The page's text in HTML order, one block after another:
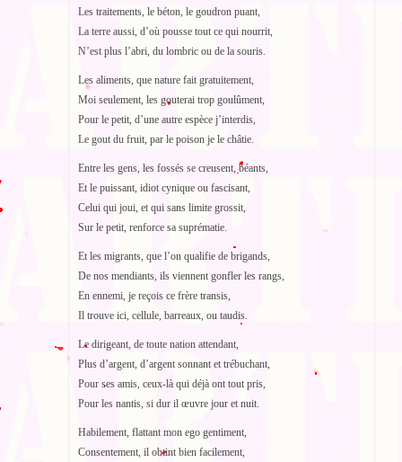
Les traitements, le béton, le goudron puant,
La terre aussi, d’où pousse tout ce qui nourrit,
N’est plus l’abri, du lombric ou de la souris.
Les aliments, que nature fait gratuitement,
Moi seulement, les gouterai trop goulûment,
Pour le petit, d’une autre espèce j’interdis,
Le gout du fruit, par le poison je le châtie.
Entre les gens, les fossés se creusent, béants,
Et le puissant, idiot cynique ou fascisant,
Celui qui joui, et qui sans limite grossit,
Sur le petit, renforce sa suprématie.
Et les migrants, que l’on qualifie de brigands,
De nos mendiants, ils viennent gonfler les rangs,
En ennemi, je reçois ce frère transis,
Il trouve ici, cellule, barreaux, ou taudis.
Le dirigeant, de toute nation attendant,
Plus d’argent, d’argent sonnant et trébuchant,
Pour ses amis, ceux-là qui déjà ont tout pris,
Pour les nantis, si dur il œuvre jour et nuit.
Habilement, flattant mon ego gentiment,
Consentement, il obtint bien facilement,